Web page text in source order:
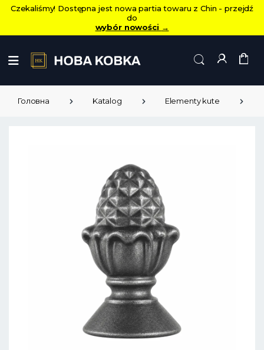
Czekaliśmy! Dostępna jest nowa partia towaru z Chin - przejdź
do
wybór nowości →
Головна Katalog Elementy kute